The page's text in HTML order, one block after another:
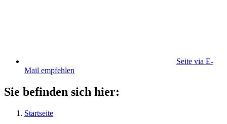
Seite via E-
Mail empfehlen
Sie befinden sich hier:
Startseite